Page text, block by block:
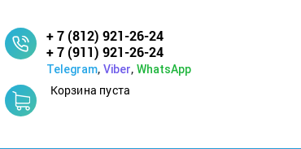
+ 7 (812) 921-26-24
+ 7 (911) 921-26-24
Telegram, Viber, WhatsApp
Корзина пуста